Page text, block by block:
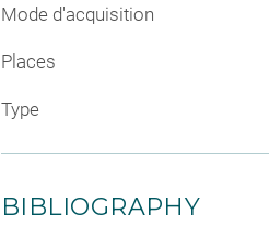
Mode d'acquisition
Places
Type
BIBLIOGRAPHY